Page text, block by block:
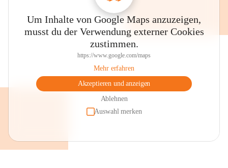
Um Inhalte von Google Maps anzuzeigen,
musst du der Verwendung externer Cookies
zustimmen.
https://www.google.com/maps
Mehr erfahren
Akzeptieren und anzeigen
Ablehnen
Auswahl merken